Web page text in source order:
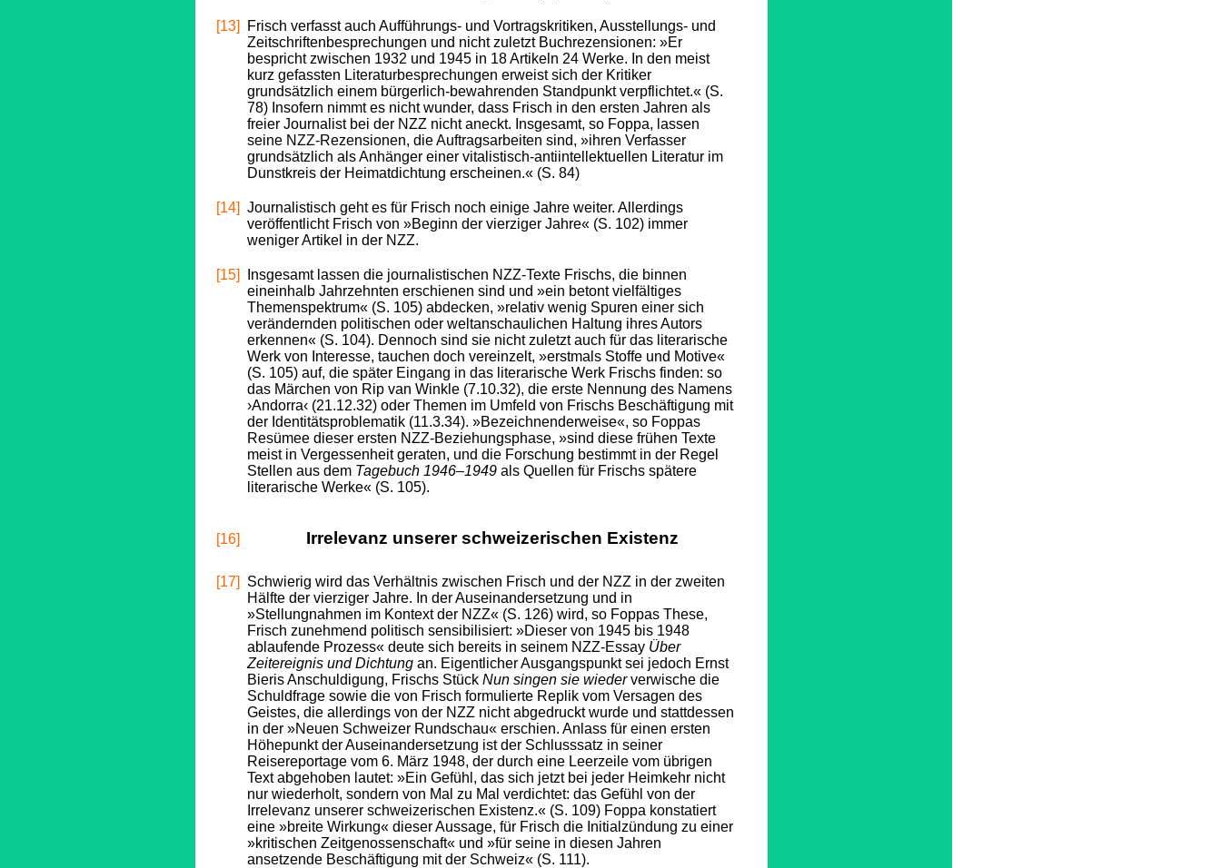
[13]
Frisch verfasst auch Aufführungs- und Vortragskritiken, Ausstellungs- und
Zeitschriftenbesprechungen und nicht zuletzt Buchrezensionen: »Er
bespricht zwischen 1932 und 1945 in 18 Artikeln 24 Werke. In den meist
kurz gefassten Literaturbesprechungen erweist sich der Kritiker
grundsätzlich einem bürgerlich-bewahrenden Standpunkt verpflichtet.« (S.
78) Insofern nimmt es nicht wunder, dass Frisch in den ersten Jahren als
freier Journalist bei der NZZ nicht aneckt. Insgesamt, so Foppa, lassen
seine NZZ-Rezensionen, die Auftragsarbeiten sind, »ihren Verfasser
grundsätzlich als Anhänger einer vitalistisch-antiintellektuellen Literatur im
Dunstkreis der Heimatdichtung erscheinen.« (S. 84)
[14] Journalistisch geht es für Frisch noch einige Jahre weiter. Allerdings
veröffentlicht Frisch von »Beginn der vierziger Jahre« (S. 102) immer
weniger Artikel in der NZZ.
[15]
Insgesamt lassen die journalistischen NZZ-Texte Frischs, die binnen
eineinhalb Jahrzehnten erschienen sind und »ein betont vielfältiges
Themenspektrum« (S. 105) abdecken, »relativ wenig Spuren einer sich
verändernden politischen oder weltanschaulichen Haltung ihres Autors
erkennen« (S. 104). Dennoch sind sie nicht zuletzt auch für das literarische
Werk von Interesse, tauchen doch vereinzelt, »erstmals Stoffe und Motive«
(S. 105) auf, die später Eingang in das literarische Werk Frischs finden: so
das Märchen von Rip van Winkle (7.10.32), die erste Nennung des Namens
›Andorra‹ (21.12.32) oder Themen im Umfeld von Frischs Beschäftigung mit
der Identitätsproblematik (11.3.34). »Bezeichnenderweise«, so Foppas
Resümee dieser ersten NZZ-Beziehungsphase, »sind diese frühen Texte
meist in Vergessenheit geraten, und die Forschung bestimmt in der Regel
Stellen aus dem Tagebuch 1946–1949 als Quellen für Frischs spätere
literarische Werke« (S. 105).
[16] Irrelevanz unserer schweizerischen Existenz
[17]
Schwierig wird das Verhältnis zwischen Frisch und der NZZ in der zweiten
Hälfte der vierziger Jahre. In der Auseinandersetzung und in
»Stellungnahmen im Kontext der NZZ« (S. 126) wird, so Foppas These,
Frisch zunehmend politisch sensibilisiert: »Dieser von 1945 bis 1948
ablaufende Prozess« deute sich bereits in seinem NZZ-Essay Über
Zeitereignis und Dichtung an. Eigentlicher Ausgangspunkt sei jedoch Ernst
Bieris Anschuldigung, Frischs Stück Nun singen sie wiederverwische die
Schuldfrage sowie die von Frisch formulierte Replik vom Versagen des
Geistes, die allerdings von der NZZ nicht abgedruckt wurde und stattdessen
in der »Neuen Schweizer Rundschau« erschien. Anlass für einen ersten
Höhepunkt der Auseinandersetzung ist der Schlusssatz in seiner
Reisereportage vom 6. März 1948, der durch eine Leerzeile vom übrigen
Text abgehoben lautet: »Ein Gefühl, das sich jetzt bei jeder Heimkehr nicht
nur wiederholt, sondern von Mal zu Mal verdichtet: das Gefühl von der
Irrelevanz unserer schweizerischen Existenz.« (S. 109) Foppa konstatiert
eine »breite Wirkung« dieser Aussage, für Frisch die Initialzündung zu einer
»kritischen Zeitgenossenschaft« und »für seine in diesen Jahren
ansetzende Beschäftigung mit der Schweiz« (S. 111).